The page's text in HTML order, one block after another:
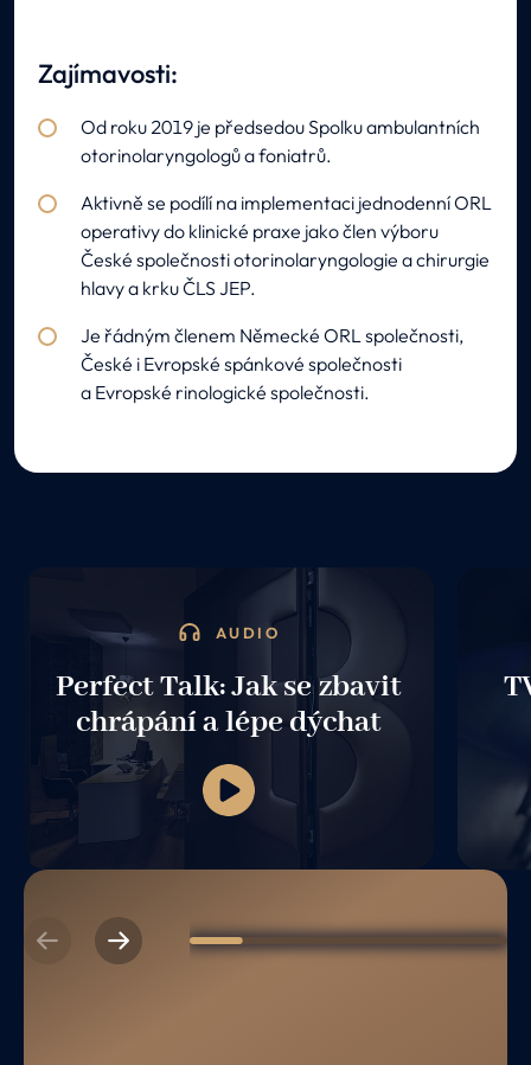
Zajímavosti:
Od roku 2019 je předsedou Spolku ambulantních
otorinolaryngologů a foniatrů.
Aktivně se podílí na implementaci jednodenní ORL
operativy do klinické praxe jako člen výboru
České společnosti otorinolaryngologie a chirurgie
hlavy a krku ČLS JEP.
Je řádným členem Německé ORL společnosti,
České i Evropské spánkové společnosti
a Evropské rinologické společnosti.
AUDIO
Perfect Talk: Jak se zbavit
chrápání a lépe dýchat
PreviousNext 1 2 3 4 5 6